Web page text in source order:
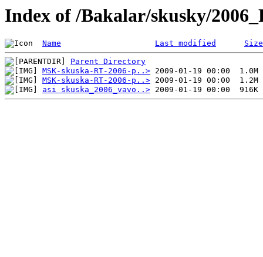
Index of /Bakalar/skusky/
Name Last modified Size
Parent Directory
MSK-skuska-RT-2006-p..>
MSK-skuska-RT-2006-p..>
asi skuska_2006_vavo..>